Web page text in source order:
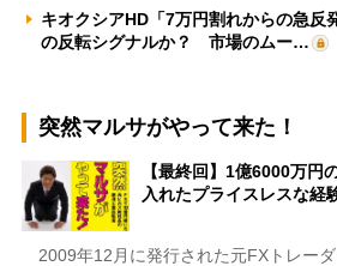
キオクシアHD「7万円割れからの急反
の反転シグナルか？ 市場のムー…
突然マルサがやって来た！
【最終回】1億6000万円
入れたプライスレスな
2009年12月に発行された元FXトレー